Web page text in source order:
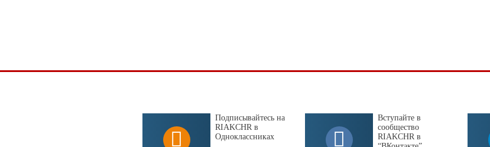
Подписывайтесь на
RIAKCHR в
Одноклассниках
Вступайте в
сообщество
RIAKCHR в